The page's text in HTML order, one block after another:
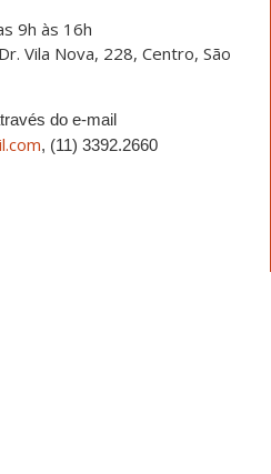
9h às 16h
Vila Nova, 228, Centro, São
do e-mail
, (11) 3392.2660